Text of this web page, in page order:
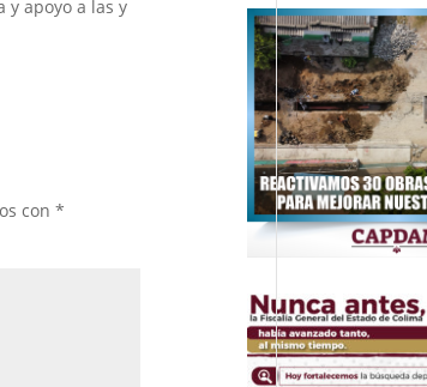
y apoyo a las y
con*